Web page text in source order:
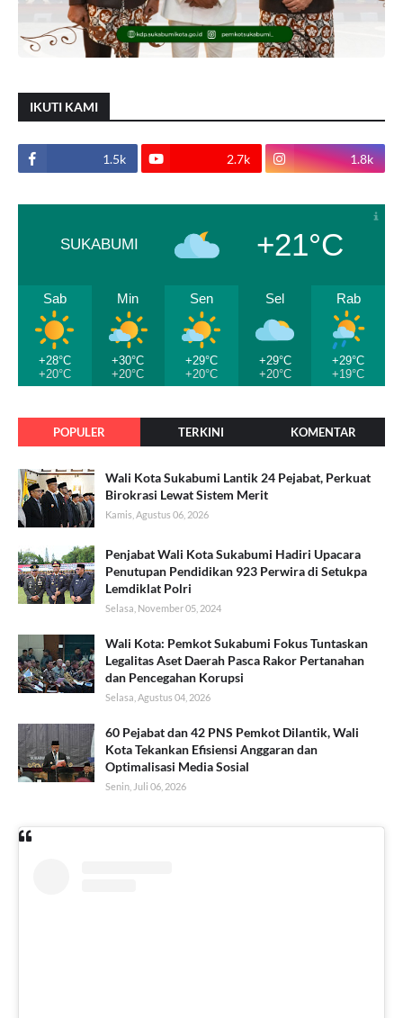
IKUTI KAMI
1.5k 2.7k 1.8k
SUKABUMI +21°C
Sab
+28°C
+20°C
Min
+30°C
+20°C
Sen
+29°C
+20°C
Sel
+29°C
+20°C
Rab
+29°C
+19°C
POPULER TERKINI KOMENTAR
Wali Kota Sukabumi Lantik 24 Pejabat, Perkuat
Birokrasi Lewat Sistem Merit
Kamis, Agustus 06, 2026
Penjabat Wali Kota Sukabumi Hadiri Upacara
Penutupan Pendidikan 923 Perwira di Setukpa
Lemdiklat Polri
Selasa, November 05, 2024
Wali Kota: Pemkot Sukabumi Fokus Tuntaskan
Legalitas Aset Daerah Pasca Rakor Pertanahan
dan Pencegahan Korupsi
Selasa, Agustus 04, 2026
60 Pejabat dan 42 PNS Pemkot Dilantik, Wali
Kota Tekankan Efisiensi Anggaran dan
Optimalisasi Media Sosial
Senin, Juli 06, 2026